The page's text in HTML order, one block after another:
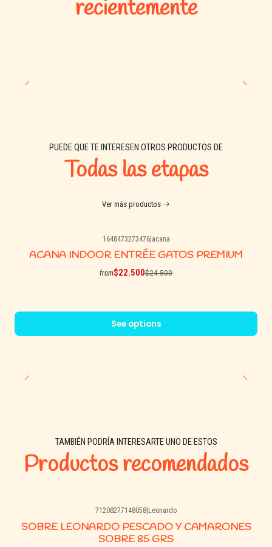
recientemente
PUEDE QUE TE INTERESEN OTROS PRODUCTOS DE
Todas las etapas
Ver más productos
1648473273476| acana
ACANA INDOOR ENTRÉE GATOS PREMIUM
from$22.500$24.500
See options
TAMBIÉN PODRÍA INTERESARTE UNO DE ESTOS
Productos recomendados
71208277148058 Leonardo
SOBRE LEONARDO PESCADO Y CAMARONES
SOBRE 85 GRS